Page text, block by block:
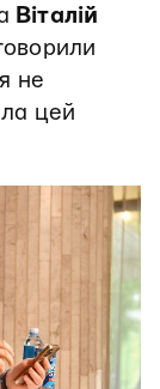
Віталій
не
цей